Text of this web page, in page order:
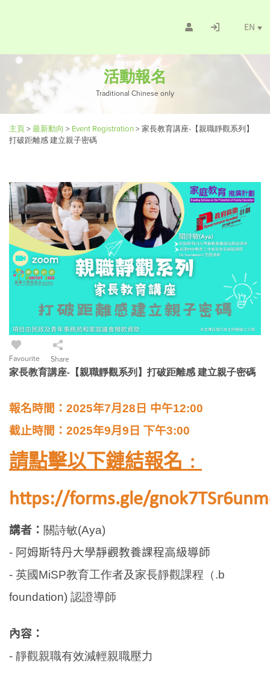
EN
活動報名
Traditional Chinese only
主頁> 最新動向 > Event Registration> 家長教育講座-【親職靜觀系列】
打破距離感 建立親子密碼
Favourite Share
家長教育講座-【親職靜觀系列】打破距離感 建立親子密碼
報名時間： 2025年7月28 日 中午12:00
截止時間： 2025年9月9 日 下午3:00
請點擊以下鏈結報名﹕
https://forms.gle/
講者： 關詩敏(Aya)
- 阿姆斯特丹大學靜觀教養課程高級導師
- 英國MiSP教育工作者及家長靜觀課程 （.b
foundation) 認證導師
內容：
- 靜觀親職有效減輕親職壓力